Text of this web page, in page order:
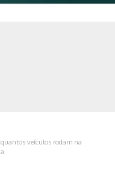
veículos rodam na